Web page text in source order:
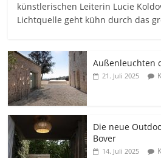
künstlerischen Leiterin Lucie
Lichtquelle geht kühn durch das
Außenleuchten
21. Juli 2025
Die neue
Bover
14. Juli 2025